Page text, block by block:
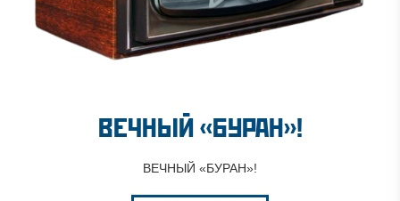
ВЕЧНЫЙ «БУРАН»!
ВЕЧНЫЙ «БУРАН»!